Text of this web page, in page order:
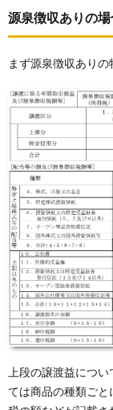
源泉徴収ありの
まず源泉徴収ありの
上段の譲渡益につ
ては商品の種類ご